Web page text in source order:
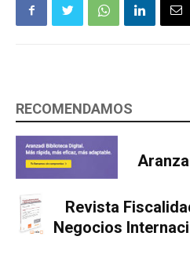
RECOMENDAMOS
Revista
Negocios